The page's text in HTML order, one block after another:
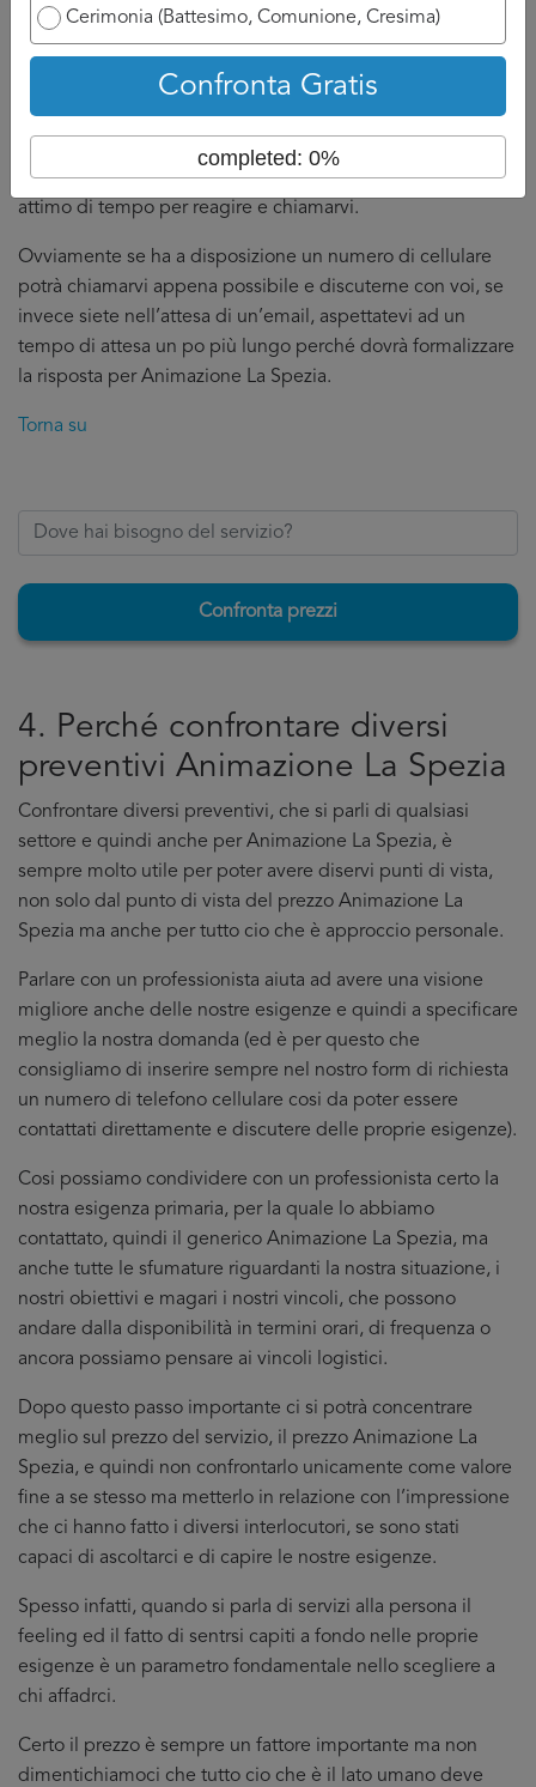
persona contattarvi, ed anche un po demotivante.
Valido la mia richiesta Animazione La Spezia
cliccando sul tasto invia richiesta e aspetto di essere
A titolo indicativo, sarete contatti nelle 24/48 che seguono
la domanda perché il professionista ha bisogno di un
attimo di tempo per reagire e chiamarvi.
Ovviamente se ha a disposizione un numero di cellulare
potrà chiamarvi appena possibile e discuterne con voi, se
invece siete nell’attesa di un’email, aspettatevi ad un
tempo di attesa un po più lungo perché dovrà formalizzare
la risposta per Animazione La Spezia.
Torna su
Confronta prezzi
4. Perché confrontare diversi
preventivi Animazione La Spezia
Confrontare diversi preventivi, che si parli di qualsiasi
settore e quindi anche per Animazione La Spezia, è
sempre molto utile per poter avere diservi punti di vista,
non solo dal punto di vista del prezzo Animazione La
Spezia ma anche per tutto cio che è approccio personale.
Parlare con un professionista aiuta ad avere una visione
migliore anche delle nostre esigenze e quindi a specificare
meglio la nostra domanda (ed è per questo che
consigliamo di inserire sempre nel nostro form di richiesta
un numero di telefono cellulare cosi da poter essere
contattati direttamente e discutere delle proprie esigenze).
Cosi possiamo condividere con un professionista certo la
nostra esigenza primaria, per la quale lo abbiamo
contattato, quindi il generico Animazione La Spezia, ma
anche tutte le sfumature riguardanti la nostra situazione, i
nostri obiettivi e magari i nostri vincoli, che possono
andare dalla disponibilità in termini orari, di frequenza o
ancora possiamo pensare ai vincoli logistici.
Dopo questo passo importante ci si potrà concentrare
meglio sul prezzo del servizio, il prezzo Animazione La
Spezia, e quindi non confrontarlo unicamente come valore
fine a se stesso ma metterlo in relazione con l’impressione
che ci hanno fatto i diversi interlocutori, se sono stati
capaci di ascoltarci e di capire le nostre esigenze.
Spesso infatti, quando si parla di servizi alla persona il
feeling ed il fatto di sentrsi capiti a fondo nelle proprie
esigenze è un parametro fondamentale nello scegliere a
chi affadrci.
Certo il prezzo è sempre un fattore importante ma non
dimentichiamoci che tutto cio che è il lato umano deve
Cerimonia (Battesimo, Comunione, Cresima)
Confronta Gratis
completed: 0%